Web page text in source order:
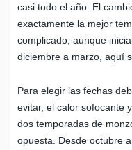
casi todo el año. El
exactamente la mejor
complicado, aunque
diciembre a marzo, aquí
Para elegir las fechas
evitar, el calor sofocante
dos temporadas de
opuesta. Desde octubre